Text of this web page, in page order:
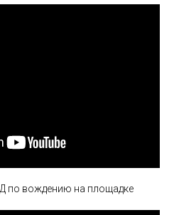
по вождению на площадке